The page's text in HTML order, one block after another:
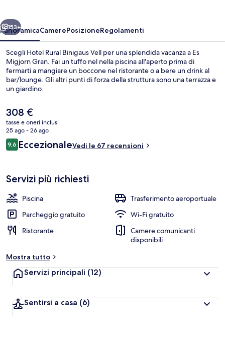
Avanti
153+
PanoramicaCamerePosizioneRegolamenti
Scegli Hotel Rural Binigaus Vell per una splendida vacanza a Es
Migjorn Gran. Fai un tuffo nel nella piscina all'aperto prima di
fermarti a mangiare un boccone nel ristorante o a bere un drink al
bar/lounge. Gli altri punti di forza della struttura sono una terrazza e
un giardino.
Il
prezzo
attuale
è
308 €
308 €
tasse e oneri inclusi
25 ago - 26 ago
Recensioni
9,69,6 su 10
EccezionaleVedi le 67 recensioni
Servizi più richiesti
Piscina
Trasferimento aeroportuale
Parcheggio gratuito
Wi-Fi gratuito
Ristorante
Camere comunicanti
disponibili
Mostra tutto
Servizi principali (12)
Sentirsi a casa (6)